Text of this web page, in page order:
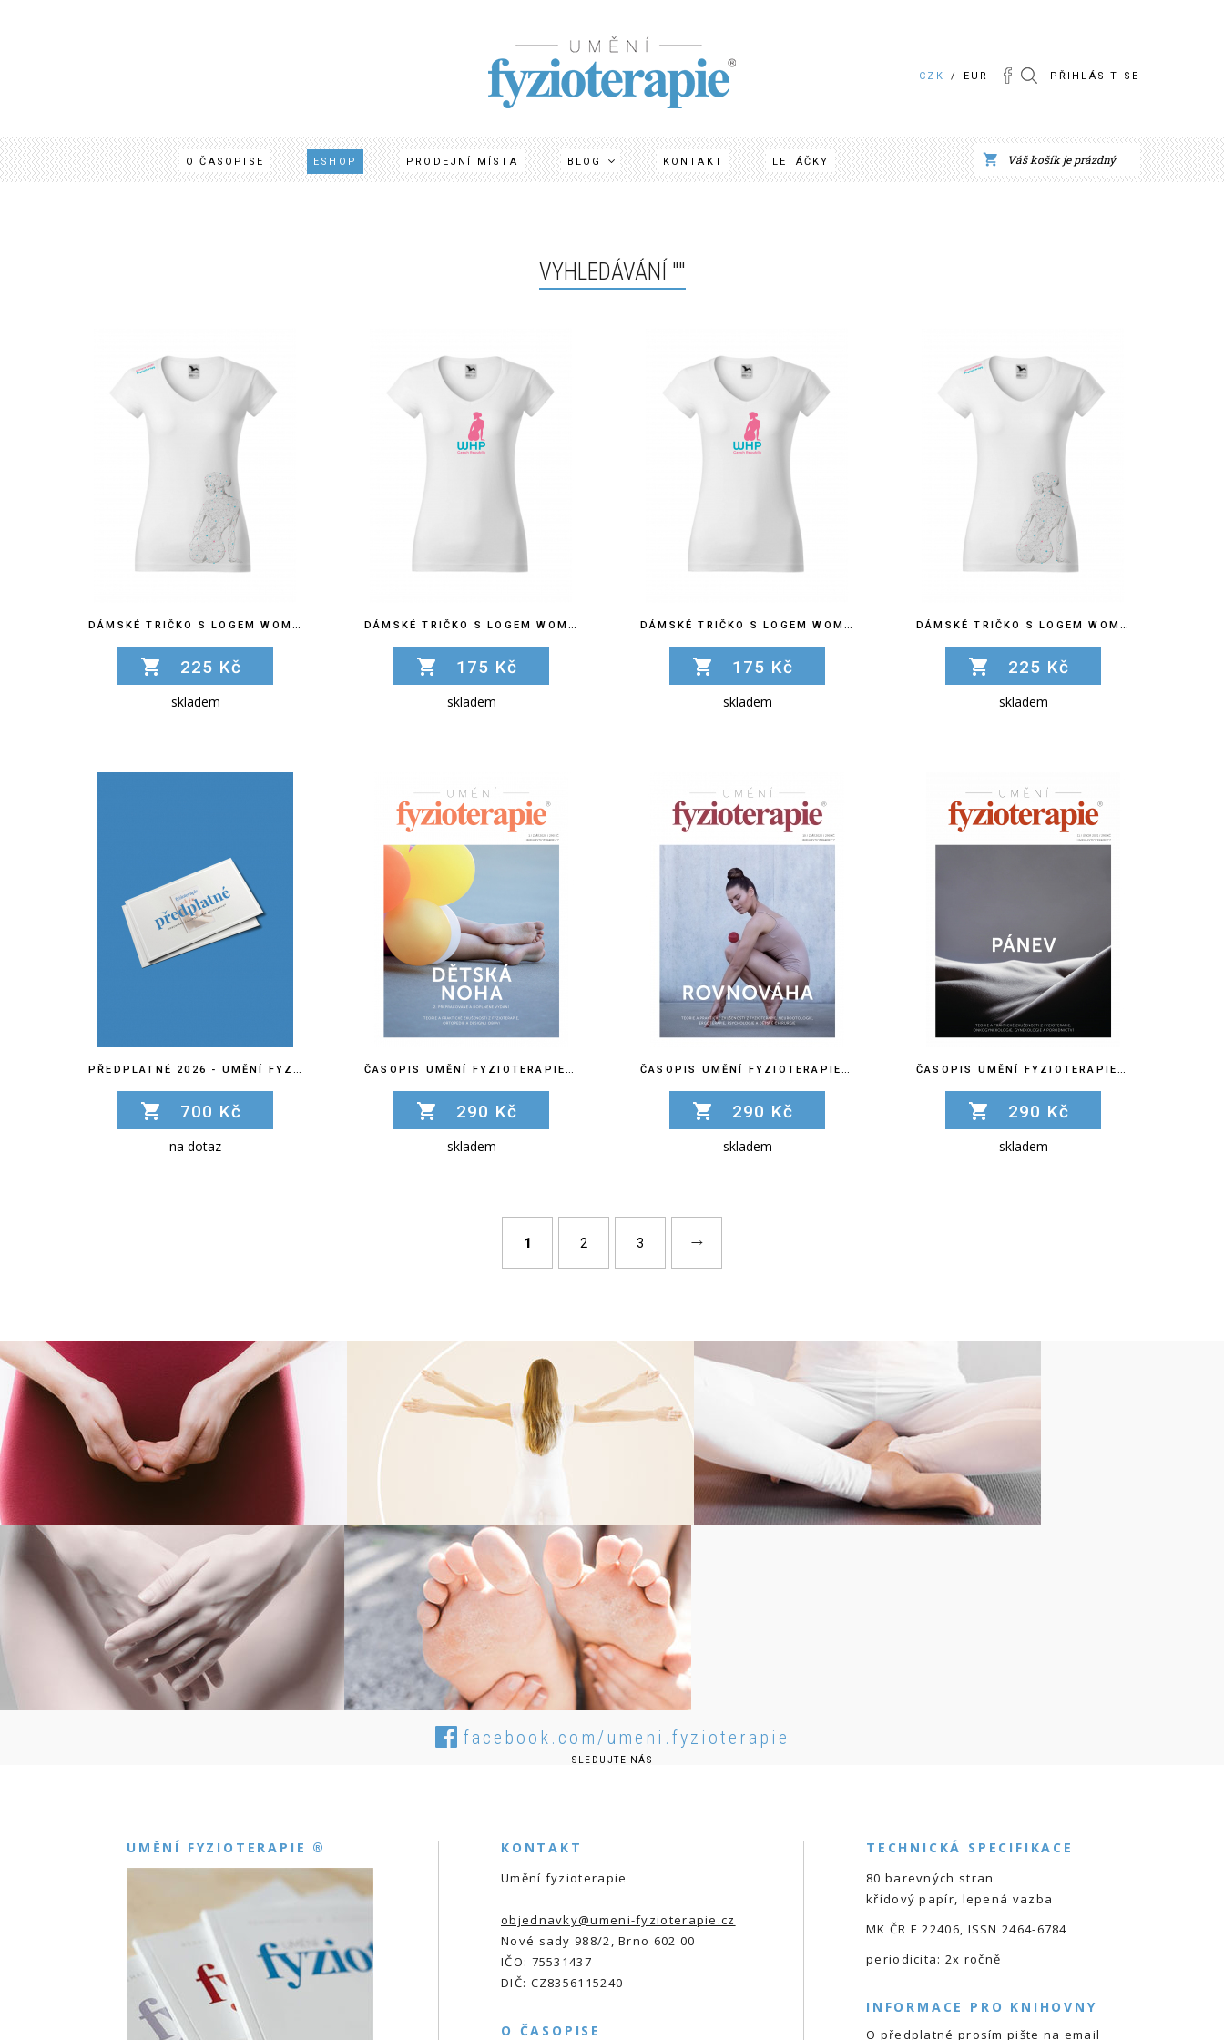
PŘIHLÁSIT SE
CZK / EUR
Umění Fyzioterapie
Váš košík je prázdný
O ČASOPISE ESHOP PRODEJNÍ MÍSTA BLOG KONTAKT LETÁČKY
VYHLEDÁVÁNÍ ""
DÁMSKÉ TRIČKO S LOGEM WOMEN´S HEALTH PHYSIOTHERAPY
225 Kč
skladem
DÁMSKÉ TRIČKO S LOGEM WOMEN´S HEALTH PHYSIOTHERAPY
175 Kč
skladem
DÁMSKÉ TRIČKO S LOGEM WOMEN´S HEALTH PHYSIOTHERAPY
175 Kč
skladem
DÁMSKÉ TRIČKO S LOGEM WOMEN´S HEALTH PHYSIOTHERAPY
225 Kč
skladem
PŘEDPLATNÉ 2026 - UMĚNÍ FYZIOTERAPIE
700 Kč
na dotaz
ČASOPIS UMĚNÍ FYZIOTERAPIE Č. 1/2. PŘEPRACOVANÉ A DOPLNĚNÉ VYDÁNÍ
290 Kč
skladem
ČASOPIS UMĚNÍ FYZIOTERAPIE Č. 10
290 Kč
skladem
ČASOPIS UMĚNÍ FYZIOTERAPIE Č. 11
290 Kč
skladem
1 2 3
facebook.com/umeni.fyzioterapie
SLEDUJTE NÁS
UMĚNÍ FYZIOTERAPIE ® KONTAKT
Umění fyzioterapie
objednavky@umeni-fyzioterapie.cz
Nové sady 988/2, Brno 602 00
IČO: 75531437
DIČ: CZ8356115240
O ČASOPISE
TECHNICKÁ SPECIFIKACE
80 barevných stran
křídový papír, lepená vazba
MK ČR E 22406, ISSN 2464-6784
periodicita: 2x ročně
INFORMACE PRO KNIHOVNY
O předplatné prosím pište na email